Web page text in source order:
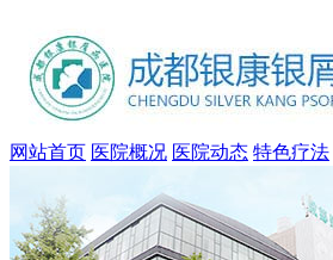
网站首页 医院概况 医院动态 特色疗法